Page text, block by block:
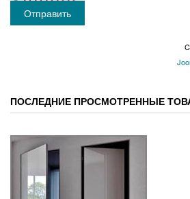
ПОСЛЕДНИЕ ПРОСМОТРЕННЫЕ